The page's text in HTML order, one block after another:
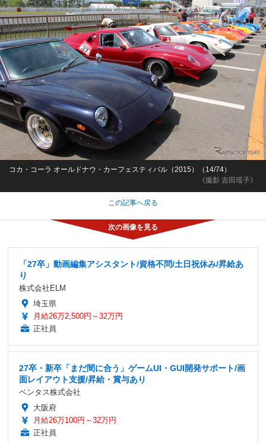
《撮影 吉田瑶子》
コカ・コーラ オールドナウ・カーフェスティバル（2015）（14/74）
この記事へ戻る
「27卒」動画編集アシスタント/資格不問/土日祝休み/昇給あ
り
株式会社ELM
埼玉県
月給26万2,500円～32万円
正社員
27卒・新卒「まだ間に合う」ゲームUI・GUI開発サポート/画
面レイアウト支援/昇給・賞与あり
ベンタス株式会社
大阪府
月給26万100円～32万円
正社員